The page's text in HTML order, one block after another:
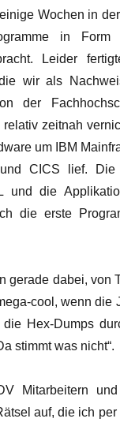
Wochen in
in Form
Leider
wir als
der
zeitnah
um IBM
CICS lief. Die
und die
die erste
gerade dabei, von
cool, wenn die
Hex-Dumps
stimmt was nicht“.
Mitarbeitern und
auf, die ich